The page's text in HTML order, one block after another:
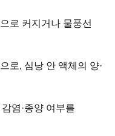
로 커지거나 물풍선
로, 심낭 안 액체의 양·
염·종양 여부를